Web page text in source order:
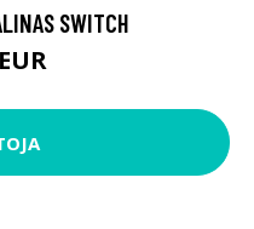
SWITCH